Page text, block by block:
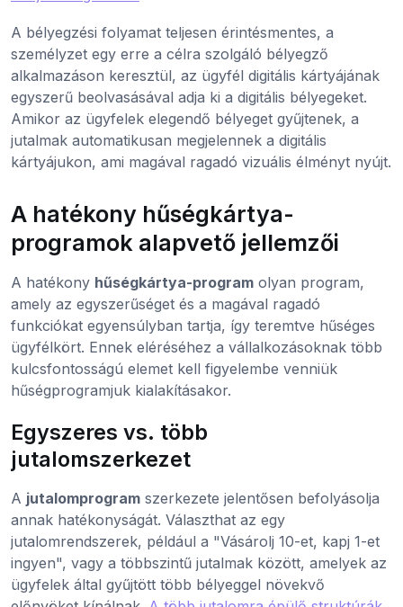
A bélyegzési folyamat teljesen érintésmentes, a
személyzet egy erre a célra szolgáló bélyegző
alkalmazáson keresztül, az ügyfél digitális kártyájának
egyszerű beolvasásával adja ki a digitális bélyegeket.
Amikor az ügyfelek elegendő bélyeget gyűjtenek, a
jutalmak automatikusan megjelennek a digitális
kártyájukon, ami magával ragadó vizuális élményt nyújt.
A hatékony hűségkártya-
programok alapvető jellemzői
A hatékony hűségkártya-program olyan program,
amely az egyszerűséget és a magával ragadó
funkciókat egyensúlyban tartja, így teremtve hűséges
ügyfélkört. Ennek eléréséhez a vállalkozásoknak több
kulcsfontosságú elemet kell figyelembe venniük
hűségprogramjuk kialakításakor.
Egyszeres vs. több
jutalomszerkezet
A jutalomprogram szerkezete jelentősen befolyásolja
annak hatékonyságát. Választhat az egy
jutalomrendszerek, például a "Vásárolj 10-et, kapj 1-et
ingyen", vagy a többszintű jutalmak között, amelyek az
ügyfelek által gyűjtött több bélyeggel növekvő